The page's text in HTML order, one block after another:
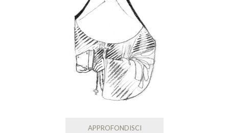
APPROFONDISCI